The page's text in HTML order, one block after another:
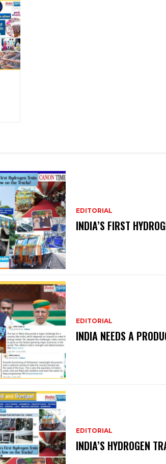
EDITORIAL
INDIA’S FIRST
EDITORIAL
INDIA NEEDS A
EDITORIAL
INDIA’S HYDROGEN